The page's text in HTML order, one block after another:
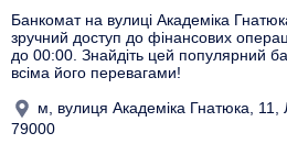
Банкомат на вулиці Академіка
зручний доступ до фінансових
до 00:00. Знайдіть цей популярний
всіма його перевагами!
м, вулиця Академіка Гнатюка, 11,
79000